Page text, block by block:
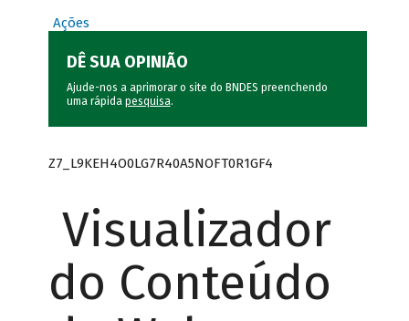
Ações
DÊ SUA OPINIÃO
Ajude-nos a aprimorar o site do BNDES preenchendo
uma rápida pesquisa.
Z7_L9KEH4O0LG7R40A5NOFT0R1GF4
Visualizador
do Conteúdo